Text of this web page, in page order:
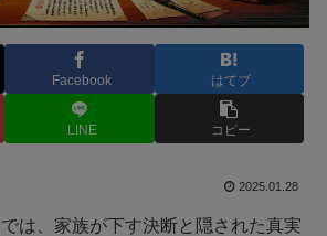
Facebook はてブ
LINE コピー
2025.01.28
では、家族が下す決断と隠された真実